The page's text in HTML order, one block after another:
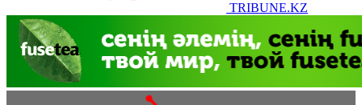
TRIBUNE.KZ